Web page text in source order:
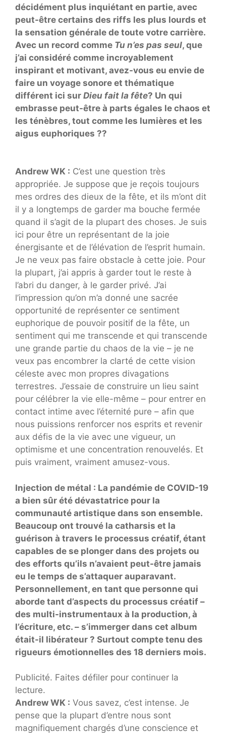
décidément plus inquiétant en partie, avec
peut-être certains des riffs les plus lourds et
la sensation générale de toute votre carrière.
Avec un record comme Tu n’es pas seul, que
j’ai considéré comme incroyablement
inspirant et motivant, avez-vous eu envie de
faire un voyage sonore et thématique
différent ici sur Dieu fait la fête? Un qui
embrasse peut-être à parts égales le chaos et
les ténèbres, tout comme les lumières et les
aigus euphoriques ??
Andrew WK : C’est une question très
appropriée. Je suppose que je reçois toujours
mes ordres des dieux de la fête, et ils m’ont dit
il y a longtemps de garder ma bouche fermée
quand il s’agit de la plupart des choses. Je suis
ici pour être un représentant de la joie
énergisante et de l’élévation de l’esprit humain.
Je ne veux pas faire obstacle à cette joie. Pour
la plupart, j’ai appris à garder tout le reste à
l’abri du danger, à le garder privé. J’ai
l’impression qu’on m’a donné une sacrée
opportunité de représenter ce sentiment
euphorique de pouvoir positif de la fête, un
sentiment qui me transcende et qui transcende
une grande partie du chaos de la vie – je ne
veux pas encombrer la clarté de cette vision
céleste avec mon propres divagations
terrestres. J’essaie de construire un lieu saint
pour célébrer la vie elle-même – pour entrer en
contact intime avec l’éternité pure – afin que
nous puissions renforcer nos esprits et revenir
aux défis de la vie avec une vigueur, un
optimisme et une concentration renouvelés. Et
puis vraiment, vraiment amusez-vous.
Injection de métal : La pandémie de COVID-19
a bien sûr été dévastatrice pour la
communauté artistique dans son ensemble.
Beaucoup ont trouvé la catharsis et la
guérison à travers le processus créatif, étant
capables de se plonger dans des projets ou
des efforts qu’ils n’avaient peut-être jamais
eu le temps de s’attaquer auparavant.
Personnellement, en tant que personne qui
aborde tant d’aspects du processus créatif –
des multi-instrumentaux à la production, à
l’écriture, etc. – s’immerger dans cet album
était-il libérateur ? Surtout compte tenu des
rigueurs émotionnelles des 18 derniers mois.
Publicité. Faites défiler pour continuer la
lecture.
Andrew WK : Vous savez, c’est intense. Je
pense que la plupart d’entre nous sont
magnifiquement chargés d’une conscience et